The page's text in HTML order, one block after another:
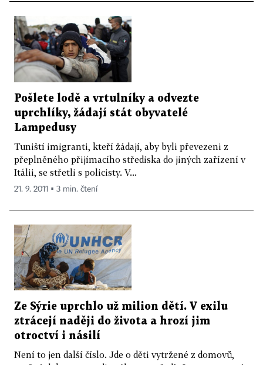
Pošlete lodě a vrtulníky a odvezte
uprchlíky, žádají stát obyvatelé
Lampedusy
Tuniští imigranti, kteří žádají, aby byli převezeni z
přeplněného přijímacího střediska do jiných zařízení v
Itálii, se střetli s policisty. V...
21. 9. 2011 ▪ 3 min. čtení
Ze Sýrie uprchlo už milion dětí. V exilu
ztrácejí naději do života a hrozí jim
otroctví i násilí
Není to jen další číslo. Jde o děti vytržené z domovů,